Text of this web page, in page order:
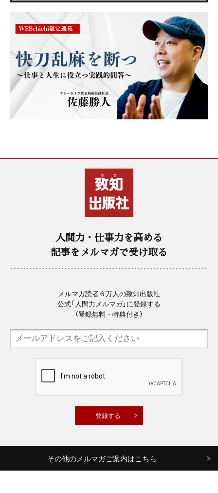
人間力・仕事力を高める
記事をメルマガで受け取る
メルマガ読者６万人の致知出版社
公式「人間力メルマガ」に登録する
（登録無料・特典付き）
その他のメルマガご案内はこちら